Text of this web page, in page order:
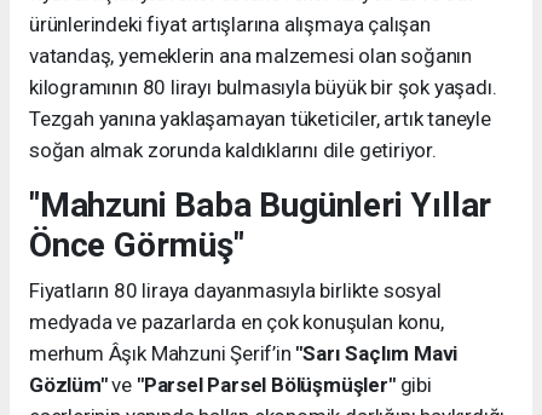
ürünlerindeki fiyat artışlarına alışmaya çalışan
vatandaş, yemeklerin ana malzemesi olan soğanın
kilogramının 80 lirayı bulmasıyla büyük bir şok yaşadı.
Tezgah yanına yaklaşamayan tüketiciler, artık taneyle
soğan almak zorunda kaldıklarını dile getiriyor.
"Mahzuni Baba Bugünleri Yıllar
Önce Görmüş"
Fiyatların 80 liraya dayanmasıyla birlikte sosyal
medyada ve pazarlarda en çok konuşulan konu,
merhum Âşık Mahzuni Şerif’in "Sarı Saçlım Mavi
Gözlüm"ve "Parsel Parsel Bölüşmüşler"gibi